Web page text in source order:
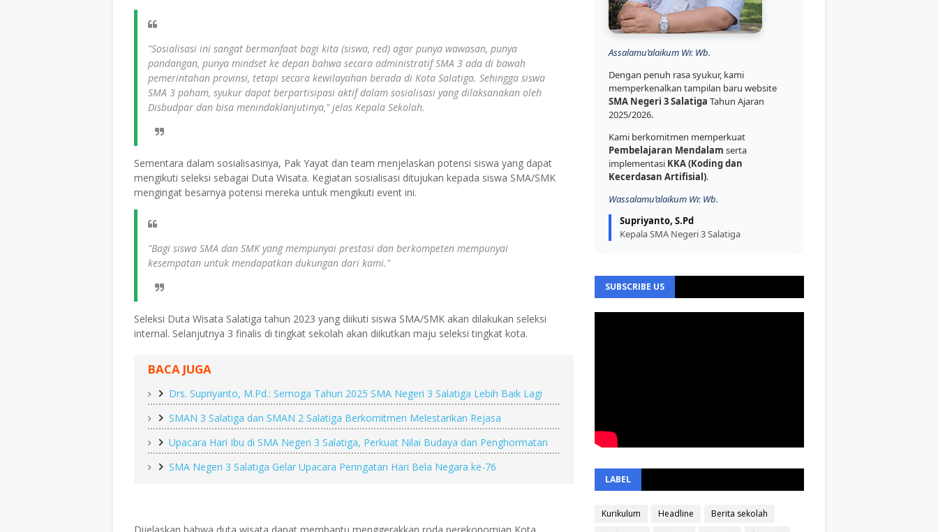
"Sosialisasi ini sangat bermanfaat bagi kita (siswa, red) agar punya wawasan, punya
pandangan, punya mindset ke depan bahwa secara administratif SMA 3 ada di bawah
pemerintahan provinsi, tetapi secara kewilayahan berada di Kota Salatiga. Sehingga siswa
SMA 3 paham, syukur dapat berpartisipasi aktif dalam sosialisasi yang dilaksanakan oleh
Disbudpar dan bisa menindaklanjutinya," jelas Kepala Sekolah.
Sementara dalam sosialisasinya, Pak Yayat dan team menjelaskan potensi siswa yang dapat
mengikuti seleksi sebagai Duta Wisata. Kegiatan sosialisasi ditujukan kepada siswa SMA/SMK
mengingat besarnya potensi mereka untuk mengikuti event ini.
"Bagi siswa SMA dan SMK yang mempunyai prestasi dan berkompeten mempunyai
kesempatan untuk mendapatkan dukungan dari kami."
Seleksi Duta Wisata Salatiga tahun 2023 yang diikuti siswa SMA/SMK akan dilakukan seleksi
internal. Selanjutnya 3 finalis di tingkat sekolah akan diikutkan maju seleksi tingkat kota.
BACA JUGA
Drs. Supriyanto, M.Pd.: Semoga Tahun 2025 SMA Negeri 3 Salatiga Lebih Baik Lagi
SMAN 3 Salatiga dan SMAN 2 Salatiga Berkomitmen Melestarikan Rejasa
Upacara Hari Ibu di SMA Negeri 3 Salatiga, Perkuat Nilai Budaya dan Penghormatan
SMA Negeri 3 Salatiga Gelar Upacara Peringatan Hari Bela Negara ke-76
Assalamu’alaikum Wr. Wb.
Dengan penuh rasa syukur, kami
memperkenalkan tampilan baru website
SMA Negeri 3 Salatiga Tahun Ajaran
2025/2026.
Kami berkomitmen memperkuat
Pembelajaran Mendalam serta
implementasi KKA (Koding dan
Kecerdasan Artifisial).
Wassalamu’alaikum Wr. Wb.
Supriyanto, S.Pd
Kepala SMA Negeri 3 Salatiga
SUBSCRIBE US
LABEL
Kurikulum Headline
Berita sekolah